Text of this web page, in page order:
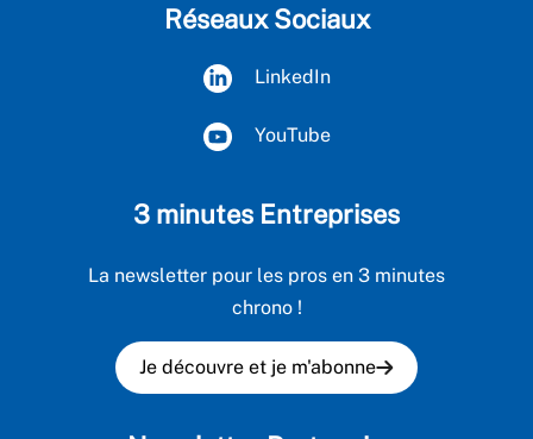
Réseaux Sociaux
LinkedIn
YouTube
3 minutes Entreprises
La newsletter pour les pros en 3 minutes
chrono !
Je découvre et je m'abonne